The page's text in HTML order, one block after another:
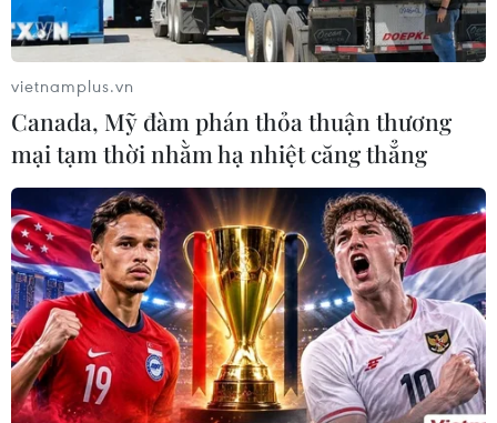
Chuyên gia khuyến nghị cách phòng ngừa
các bệnh mãn tính ở nam giới
12/01/2023 07:28
Một số bệnh mãn tính khác có ảnh hưởng lớn đến tỷ lệ
tử vong ở nam giới bao gồm ung thư phổi, ung thư
tuyến tiền liệt, đột quỵ và chứng sa sút trí tuệ, với bệnh
phổ biến nhất là Alzheimer.
vietnamplus.vn
Canada, Mỹ đàm phán thỏa thuận thương
mại tạm thời nhằm hạ nhiệt căng thẳng